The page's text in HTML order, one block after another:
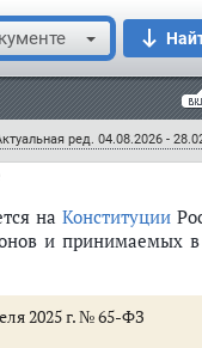
ред. 04.08.2026 -
в том числе
спорта, его
его
наКонституции
и принимаемых
2025 г. № 65-ФЗ